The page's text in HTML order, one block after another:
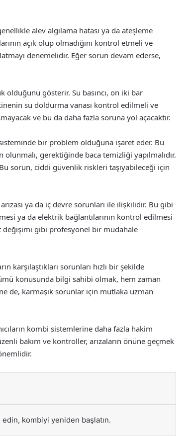
alev algılama hatası ya da ateşleme
açık olup olmadığını kontrol etmeli ve
denemelidir. Eğer sorun devam ederse,
olduğunu gösterir. Su basıncı, on iki bar
su doldurma vanası kontrol edilmeli ve
ve bu da daha fazla soruna yol açacaktır.
bir problem olduğuna işaret eder. Bu
gerektiğinde baca temizliği yapılmalıdır.
sorun, ciddi güvenlik riskleri taşıyabileceği için
ya da iç devre sorunları ile ilişkilidir. Bu gibi
ya da elektrik bağlantılarının kontrol edilmesi
değişimi gibi profesyonel bir müdahale
karşılaştıkları sorunları hızlı bir şekilde
konusunda bilgi sahibi olmak, hem zaman
de, karmaşık sorunlar için mutlaka uzman
kombi sistemlerine daha fazla hakim
bakım ve kontroller, arızaların önüne geçmek
edin, kombiyi yeniden başlatın.